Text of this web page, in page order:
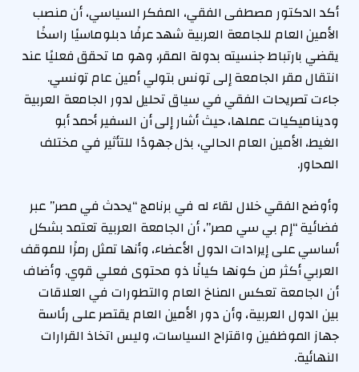
أكد الدكتور مصطفى الفقي، المفكر السياسي، أن منصب
الأمين العام للجامعة العربية شهد عرفًا دبلوماسيًا راسخًا
يقضي بارتباط جنسيته بدولة المقر، وهو ما تحقق فعليًا عند
انتقال مقر الجامعة إلى تونس بتولي أمين عام تونسي.
جاءت تصريحات الفقي في سياق تحليل لدور الجامعة العربية
وديناميكيات عملها، حيث أشار إلى أن السفير أحمد أبو
الغيط، الأمين العام الحالي، بذل جهودًا للتأثير في مختلف
المحاور.
وأوضح الفقي خلال لقاء له في برنامج “يحدث في مصر” عبر
فضائية “إم بي سي مصر”، أن الجامعة العربية تعتمد بشكل
أساسي على إيرادات الدول الأعضاء، وأنها تمثل رمزًا للموقف
العربي أكثر من كونها كيانًا ذو محتوى فعلي قوي. وأضاف
أن الجامعة تعكس المناخ العام والتطورات في العلاقات
بين الدول العربية، وأن دور الأمين العام يقتصر على رئاسة
جهاز الموظفين واقتراح السياسات، وليس اتخاذ القرارات
النهائية.